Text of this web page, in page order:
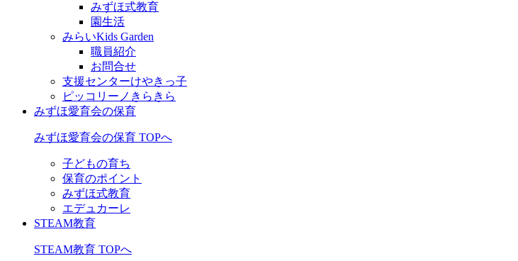
みずほ式教育
園生活
みらいKids Garden
職員紹介
お問合せ
支援センターけやきっ子
ピッコリーノきらきら
みずほ愛育会の保育
みずほ愛育会の保育 TOPへ
子どもの育ち
保育のポイント
みずほ式教育
エデュカーレ
STEAM教育
STEAM教育 TOPへ